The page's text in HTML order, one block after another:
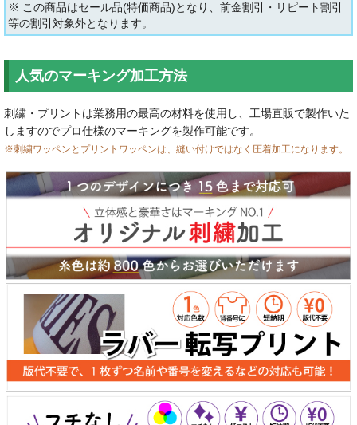
※ この商品はセール品(特価商品)となり、前金割引・リピート割引
等の割引対象外となります。
人気のマーキング加工方法
刺繍・プリントは業務用の最高の材料を使用し、工場直販で製作いた
しますのでプロ仕様のマーキングを製作可能です。
※刺繍ワッペンとプリントワッペンは、縫い付けではなく圧着加工になります。